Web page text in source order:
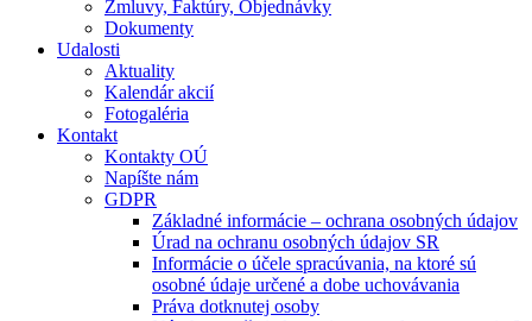
Zmluvy, Faktúry, Objednávky
Dokumenty
Udalosti
Aktuality
Kalendár akcií
Fotogaléria
Kontakt
Kontakty OÚ
Napíšte nám
GDPR
Základné informácie – ochrana osobných údajov
Úrad na ochranu osobných údajov SR
Informácie o účele spracúvania, na ktoré sú
osobné údaje určené a dobe uchovávania
Práva dotknutej osoby